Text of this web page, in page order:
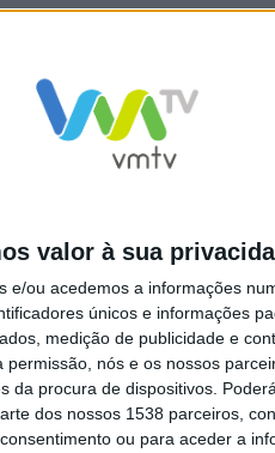
valor à sua
e/ou acedemos a informações
únicos e informações
medição de publicidade e
permissão, nós e os nossos
da procura de dispositivos.
dos nossos 1538 parceiros,
ou para aceder a
um trabalho profundo
e as visões
da experiência
decidam viver, e dai a